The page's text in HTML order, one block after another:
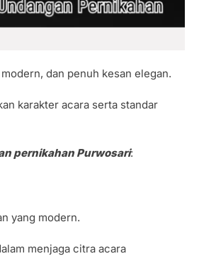
dan penuh kesan elegan.
karakter acara serta standar
pernikahan Purwosari:
yang modern.
menjaga citra acara